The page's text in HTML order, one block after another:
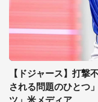
【ドジャース】打撃
される問題のひとつ